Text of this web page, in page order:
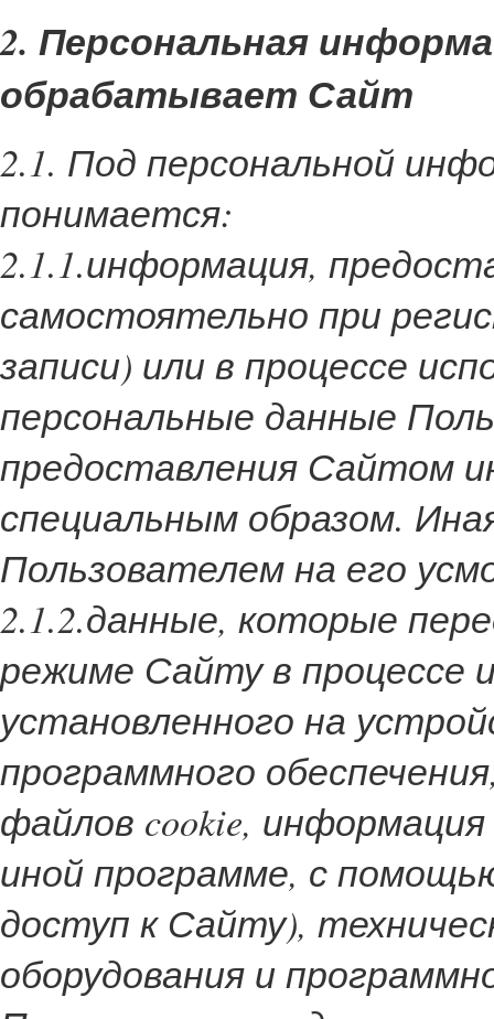
2. Персональная
обрабатывает Сайт
2.1. Под персональной
понимается:
2.1.1.информация,
самостоятельно при
записи) или в процессе
персональные данные
предоставления Сайтом
специальным образом.
Пользователем на его
2.1.2.данные, которые
режиме Сайту в процессе
установленного на
программного
файлов cookie,
иной программе, с
доступ к Сайту),
оборудования и